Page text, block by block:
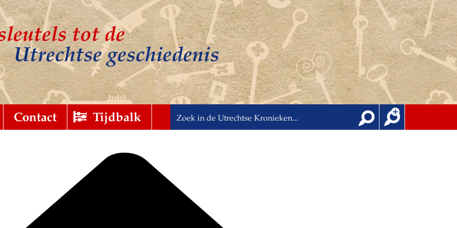
tot de
Utrechtse geschiedenis
Contact Tijdbalk